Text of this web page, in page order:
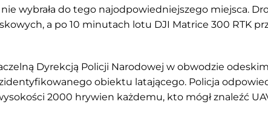
wybrała do tego najodpowiedniejszego miejsca.
a po 10 minutach lotu DJI Matrice 300 RTK
Dyrekcją Policji Narodowej w obwodzie
obiektu latającego. Policja
2000 hrywien każdemu, kto mógł znaleźć